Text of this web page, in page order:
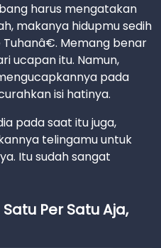
harus mengatakan
makanya hidupmu sedih
Memang benar
ucapan itu. Namun,
pada
isi hatinya.
pada saat itu juga,
telingamu untuk
Itu sudah sangat
Per Satu Aja,